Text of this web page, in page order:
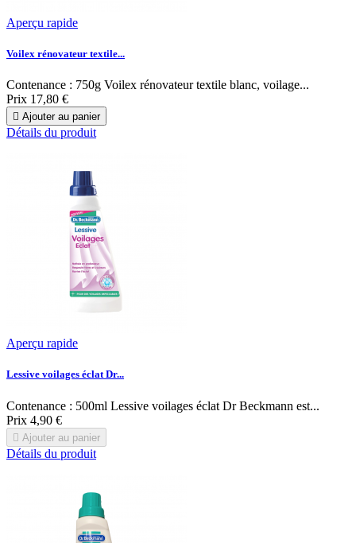
Aperçu rapide
Voilex rénovateur textile...
Contenance : 750g Voilex rénovateur textile blanc, voilage...
Prix 17,80 €
 Ajouter au panier
Détails du produit
Aperçu rapide
Lessive voilages éclat Dr...
Contenance : 500ml Lessive voilages éclat Dr Beckmann est...
Prix 4,90 €
 Ajouter au panier
Détails du produit